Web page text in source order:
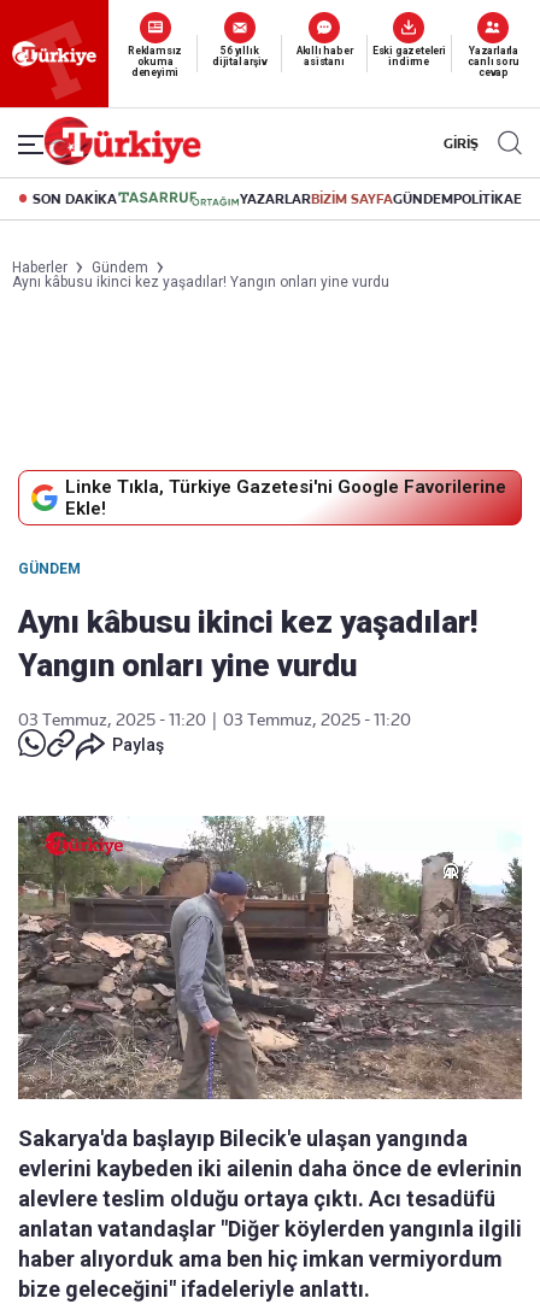
Yeni nesil dijital
abonelik 19 TL’den başlayan fiyatlarla.
GİRİŞ
SON DAKİKA YAZARLARBİZİM SAYFAGÜNDEMPOLİTİKA
Haberler
Gündem
Aynı kâbusu ikinci kez yaşadılar! Yangın onları yine vurdu
Linke Tıkla, Türkiye Gazetesi'ni Google Favorilerine
Ekle!
GÜNDEM
Aynı kâbusu ikinci kez yaşadılar!
Yangın onları yine vurdu
03 Temmuz, 2025 - 11:20
03 Temmuz, 2025 - 11:20
Paylaş
Sakarya'da başlayıp Bilecik'e ulaşan yangında
evlerini kaybeden iki ailenin daha önce de evlerinin
alevlere teslim olduğu ortaya çıktı. Acı tesadüfü
anlatan vatandaşlar "Diğer köylerden yangınla ilgili
haber alıyorduk ama ben hiç imkan vermiyordum
bize geleceğini" ifadeleriyle anlattı.